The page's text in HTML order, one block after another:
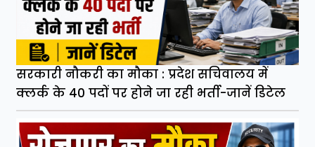
सरकारी नौकरी का मौका : प्रदेश सचिवालय में
क्लर्क के 40 पदों पर होने जा रही भर्ती-जानें डिटेल